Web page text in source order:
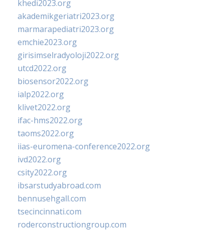
khedi2023.org
akademikgeriatri2023.org
marmarapediatri2023.org
emchie2023.org
girisimselradyoloji2022.org
utcd2022.org
biosensor2022.org
ialp2022.org
klivet2022.org
ifac-hms2022.org
taoms2022.org
iias-euromena-conference2022.org
ivd2022.org
csity2022.org
ibsarstudyabroad.com
bennusehgall.com
tsecincinnati.com
roderconstructiongroup.com